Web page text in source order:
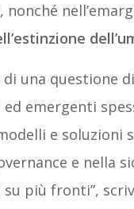
una questione di
emergenti
e soluzioni
e nella
più fronti”,